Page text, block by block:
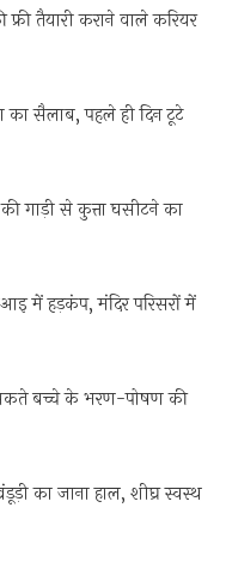
तैयारी कराने वाले करियर
का सैलाब, पहले ही दिन टूटे
गाड़ी से कुत्ता घसीटने का
में हड़कंप, मंदिर परिसरों में
सकते बच्चे के भरण-पोषण की
का जाना हाल, शीघ्र स्वस्थ